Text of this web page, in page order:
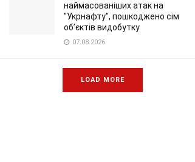
наймасованіших атак на
"Укрнафту", пошкоджено сім
об’єктів видобутку
07.08.2026
LOAD MORE